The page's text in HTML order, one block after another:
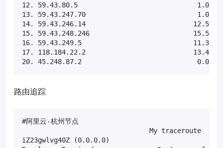
12. 59.43.80.5                              1.0%
13. 59.43.247.70                            1.0%
14. 59.43.246.14                           12.5%
15. 59.43.248.246                          15.5%
16. 59.43.249.5                            11.3%
17. 118.184.22.2                           13.4%
20. 45.248.87.2                             0.0%
路由追踪
#阿里云-杭州节点
My traceroute
iZ23gwlvg40Z (0.0.0.0)